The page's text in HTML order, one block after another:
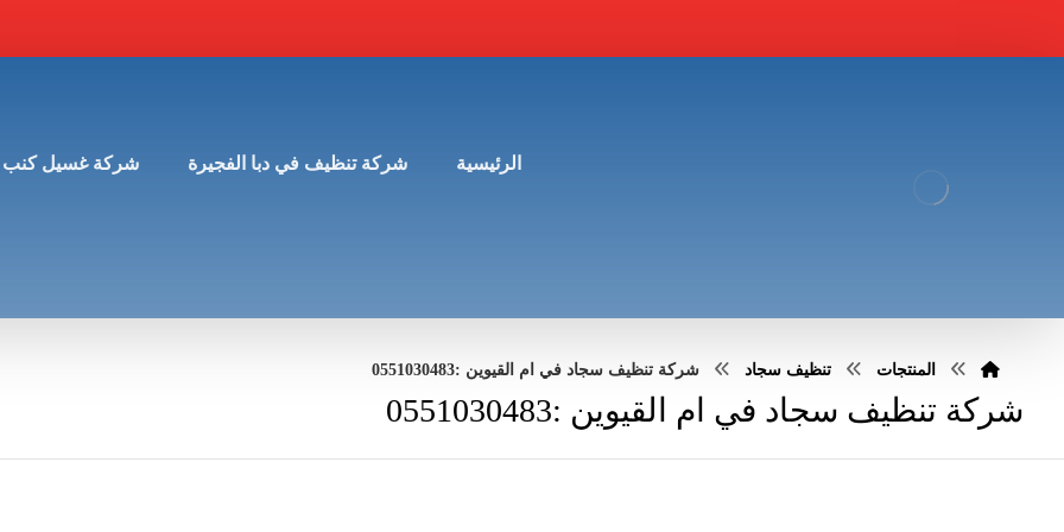
الرئيسية شركة تنظيف في دبا الفجيرة شركة غسيل كنب
المنتجات تنظيف سجاد شركة تنظيف سجاد في ام القيوين :0551030483
شركة تنظيف سجاد في ام القيوين :0551030483